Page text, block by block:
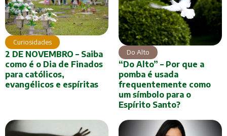
Curiosidades
2 DE NOVEMBRO – Saiba
como é o Dia de Finados
para católicos,
evangélicos e espíritas
Do Alto
“Do Alto” – Por que a
pomba é usada
frequentemente como
um símbolo para o
Espírito Santo?